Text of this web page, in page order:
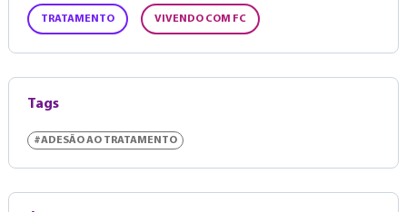
TRATAMENTO VIVENDO COM FC
Tags
#ADESÃO AO TRATAMENTO